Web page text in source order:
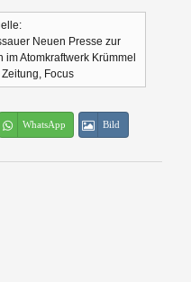
Neuen Presse zur
Atomkraftwerk Krümmel
Focus
WhatsApp Bild